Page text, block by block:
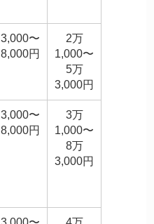
3,000〜
8,000円
2万
1,000〜
5万
3,000円
3,000〜
8,000円
3万
1,000〜
8万
3,000円